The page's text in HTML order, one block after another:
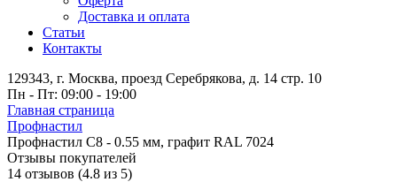
Доставка и оплата
Статьи
Контакты
129343, г. Москва, проезд Серебрякова, д. 14 стр. 10
Пн - Пт: 09:00 - 19:00
Главная страница
Профнастил
Профнастил С8 - 0.55 мм, графит RAL 7024
Отзывы покупателей
14 отзывов (4.8 из 5)